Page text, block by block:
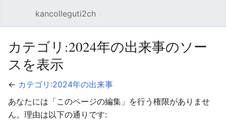
kancolleguti2ch
カテゴリ:2024年の出来事のソー
スを表示
← カテゴリ:2024年の出来事
あなたには「このページの編集」を行う権限がありませ
ん。理由は以下の通りです: